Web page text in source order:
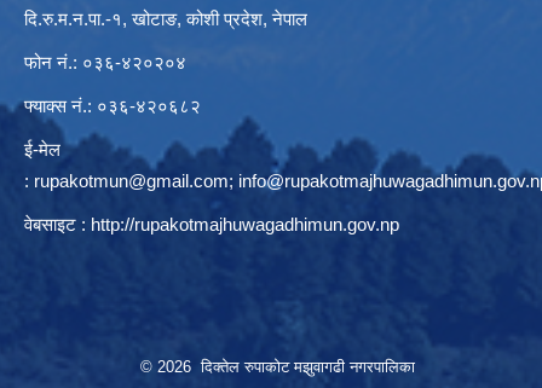
दि.रु.म.न.पा.-१, खोटाङ, कोशी प्रदेश, नेपाल
फोन नं.: ०३६-४२०२०४
फ्याक्स नं.: ०३६-४२०६८२
ई-मेल
: rupakotmun@gmail.com;
वेबसाइट : http://rupakotmajhuwagadhimun.gov.np
© 2026 दिक्तेल रुपाकोट मझुवागढी नगरपालिका